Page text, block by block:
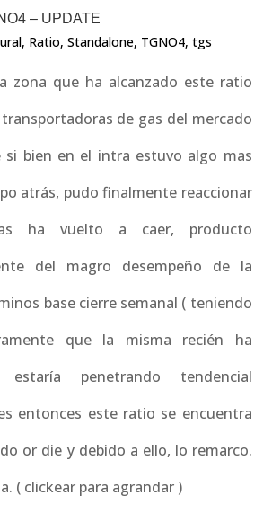
– UPDATE
, Ratio,Standalone, TGNO4,tgs
zona que ha alcanzado este ratio
de gas del mercado
si bien en el intra estuvo algo mas
atrás, pudo finalmente reaccionar
ha vuelto a caer, producto
del magro desempeño de la
base cierre semanal ( teniendo
que la misma recién ha
penetrando tendencial
entonces este ratio se encuentra
or die y debido a ello, lo remarco.
( clickear para agrandar )